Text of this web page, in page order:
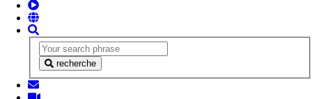
recherche